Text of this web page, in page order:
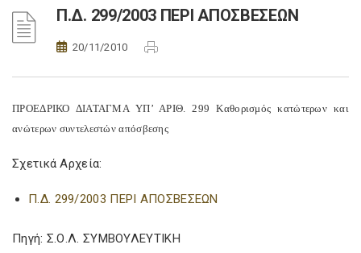
Π.Δ. 299/2003 ΠΕΡΙ ΑΠΟΣΒΕΣΕΩΝ
20/11/2010
ΠΡΟΕΔΡΙΚΟ ΔΙΑΤΑΓΜΑ ΥΠ’ ΑΡΙΘ. 299 Καθορισμός κατώτερων και
ανώτερων συντελεστών απόσβεσης
Σχετικά Αρχεία:
Π.Δ. 299/2003 ΠΕΡΙ ΑΠΟΣΒΕΣΕΩΝ
Πηγή: Σ.Ο.Λ. ΣΥΜΒΟΥΛΕΥΤΙΚΗ